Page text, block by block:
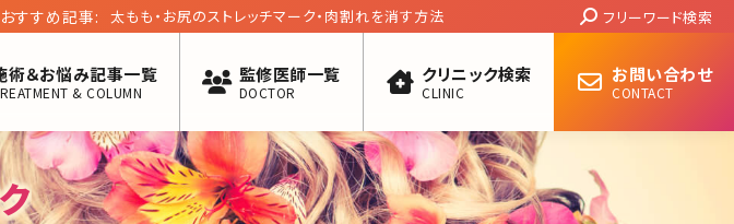
おすすめ記事: 太もも・お尻のストレッチマーク・肉割れを消す方法 Search:
フリーワード検索
術＆お悩み記事一覧
& COLUMN
監修医師一覧
DOCTOR
クリニック検索
CLINIC
お問い合わせ
CONTACT